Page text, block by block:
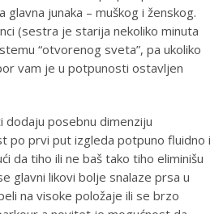
junaka – muškog i ženskog.
(sestra je starija nekoliko minuta
“otvorenog sveta”, pa ukoliko
vam je u potpunosti ostavljen
dodaju posebnu dimenziju
po prvi put izgleda potpuno fluidno i
da tiho ili ne baš tako tiho eliminišu
glavni likovi bolje snalaze prsa u
na visoke položaje ili se brzo